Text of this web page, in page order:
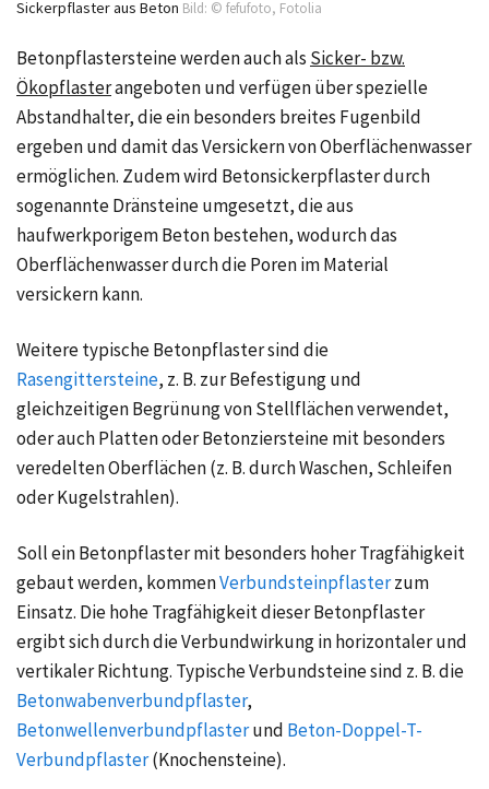
Sickerpflaster aus Beton Bild: © fefufoto, Fotolia
Betonpflastersteine werden auch als Sicker- bzw.
Ökopflasterangeboten und verfügen über spezielle
Abstandhalter, die ein besonders breites Fugenbild
ergeben und damit das Versickern von Oberflächenwasser
ermöglichen. Zudem wird Betonsickerpflaster durch
sogenannte Dränsteine umgesetzt, die aus
haufwerkporigem Beton bestehen, wodurch das
Oberflächenwasser durch die Poren im Material
versickern kann.
Weitere typische Betonpflaster sind die
Rasengittersteine, z. B. zur Befestigung und
gleichzeitigen Begrünung von Stellflächen verwendet,
oder auch Platten oder Betonziersteine mit besonders
veredelten Oberflächen (z. B. durch Waschen, Schleifen
oder Kugelstrahlen).
Soll ein Betonpflaster mit besonders hoher Tragfähigkeit
gebaut werden, kommenVerbundsteinpflasterzum
Einsatz. Die hohe Tragfähigkeit dieser Betonpflaster
ergibt sich durch die Verbundwirkung in horizontaler und
vertikaler Richtung. Typische Verbundsteine sind z. B. die
Betonwabenverbundpflaster,
Betonwellenverbundpflasterund Beton-Doppel-T-
Verbundpflaster(Knochensteine).